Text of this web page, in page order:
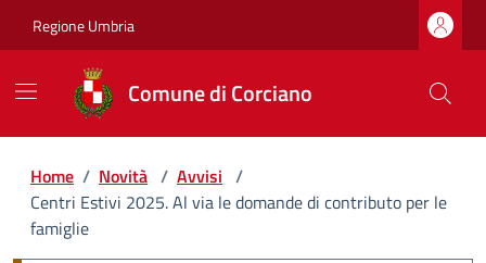
Regione Umbria
Comune di Corciano
Home / Novità / Avvisi /
Centri Estivi 2025. Al via le domande di contributo per le
famiglie